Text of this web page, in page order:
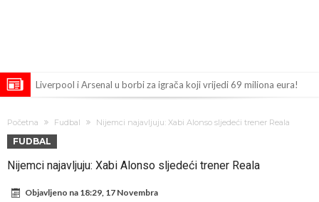
Liverpool i Arsenal u borbi za igrača koji vrijedi 69 miliona eura!
napokon poznat
Engleski reprezentativac optužen za napad u noćnom klubu
Početna Fudbal Nijemci najavljuju: Xabi Alonso sljedeći trener Reala
FUDBAL
Nijemci najavljuju: Xabi Alonso sljedeći trener Reala
Objavljeno na 18:29, 17 Novembra